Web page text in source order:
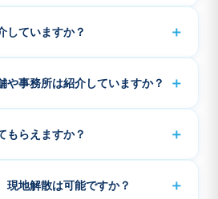
載の物件でも、複数の物件をまとめ
だきます。お気軽にお問い合わせく
す。おすすめピックアップ物件もぜ
していますか？ ＋
大都市圏で紹介しております。大半
や事務所は紹介していますか？ ＋
らせください。
もらえますか？ ＋
しております。また営業時間外でも
現地解散は可能ですか？ ＋